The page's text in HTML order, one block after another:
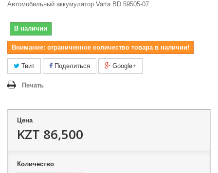
Автомобильный аккумулятор Varta BD 59505-07
В наличии
Внимание: ограниченное количество товара в наличии!
Твит Поделиться Google+
Печать
Цена
KZT 86,500
Количество